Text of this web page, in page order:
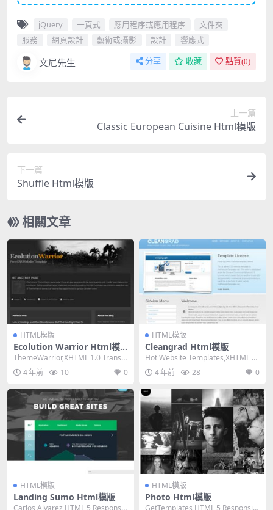
jQuery 一頁式 應用程序或應用程序
文件夾
服務
網頁設計 藝術或攝影 設計 響應式
文尼先生 分享 收藏 點贊(0)
上一篇
Classic European Cuisine Html模版
下一篇
Shuffle Html模版
相關文章
HTML模版
Ecolution Warrior Html模
版
ThemeWarrior,XHTML 1.0 Transiti
onal,Fixe...
4 年前 10 0
HTML模版
Cleangrad Html模版
Hot Website Templates,XHTML 1.
0 Transiti...
4 年前 28 0
HTML模版
Landing Sumo Html模版
HTML模版
Photo Html模版